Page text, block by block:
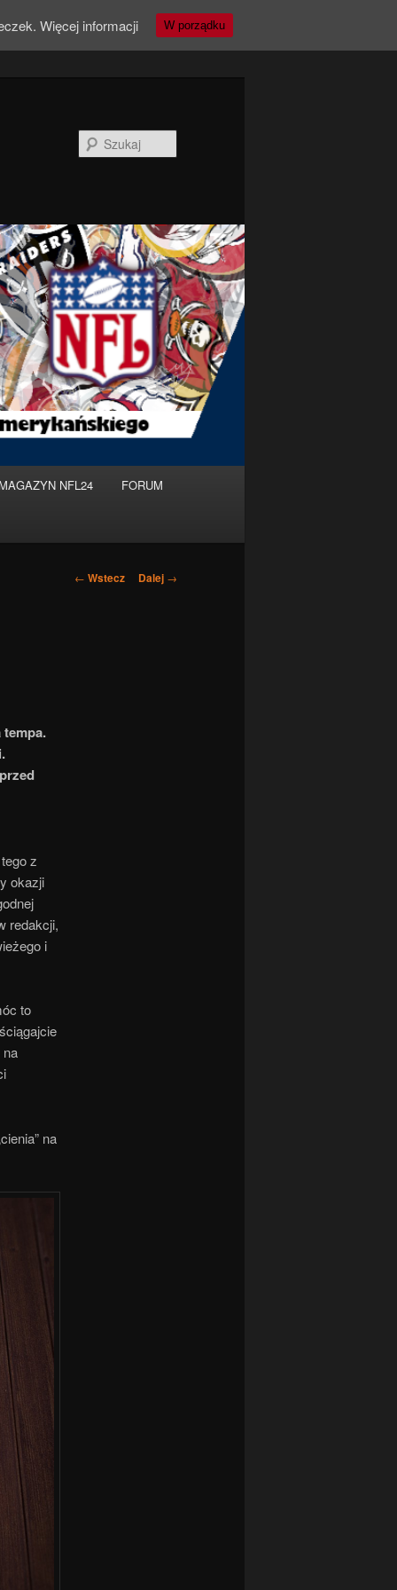
NFL24 FORUM
Nawigacja
← Wstecz Dalej →
z
okazji
redakcji,
i
to
na
Więcej informacji W porządku